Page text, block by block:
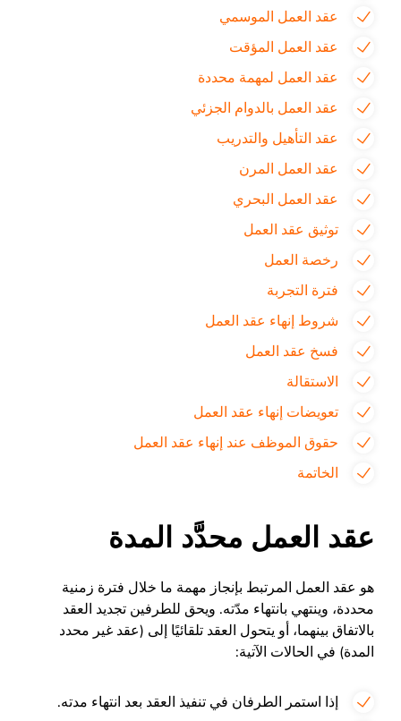
عقد العمل الموسمي
عقد العمل المؤقت
عقد العمل لمهمة محددة
عقد العمل بالدوام الجزئي
عقد التأهيل والتدريب
عقد العمل المرن
عقد العمل البحري
توثيق عقد العمل
رخصة العمل
فترة التجربة
شروط إنهاء عقد العمل
فسخ عقد العمل
الاستقالة
تعويضات إنهاء عقد العمل
حقوق الموظف عند إنهاء عقد العمل
الخاتمة
عقد العمل محدَّد المدة
هو عقد العمل المرتبط بإنجاز مهمة ما خلال فترة زمنية
محددة، وينتهي بانتهاء مدّته. ويحق للطرفين تجديد العقد
بالاتفاق بينهما، أو يتحول العقد تلقائيًا إلى (عقد غير محدد
المدة) في الحالات الآتية:
إذا استمر الطرفان في تنفيذ العقد بعد انتهاء مدته.